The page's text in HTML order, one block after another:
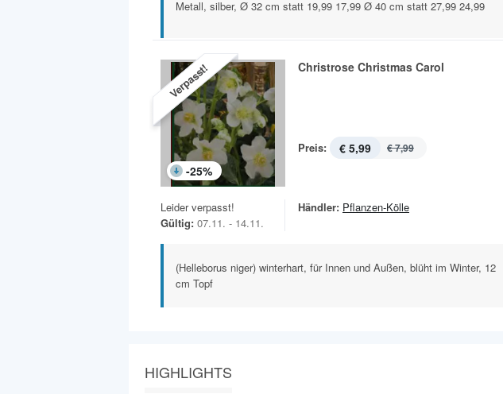
Metall, silber, Ø 32 cm statt 19,99 17,99 Ø 40 cm statt 27,99 24,99
Verpasst!
-25%
Christrose Christmas Carol
Preis: € 5,99 € 7,99
Leider verpasst!
Gültig: 07.11. - 14.11.
Händler: Pflanzen-Kölle
(Helleborus niger) winterhart, für Innen und Außen, blüht im Winter, 12
cm Topf
HIGHLIGHTS